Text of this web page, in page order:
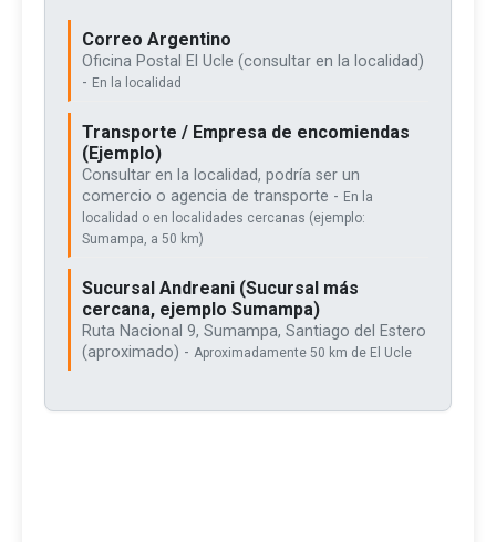
Correo Argentino
Oficina Postal El Ucle (consultar en la localidad)
- En la localidad
Transporte / Empresa de encomiendas
(Ejemplo)
Consultar en la localidad, podría ser un
comercio o agencia de transporte - En la
localidad o en localidades cercanas (ejemplo:
Sumampa, a 50 km)
Sucursal Andreani (Sucursal más
cercana, ejemplo Sumampa)
Ruta Nacional 9, Sumampa, Santiago del Estero
(aproximado) - Aproximadamente 50 km de El Ucle